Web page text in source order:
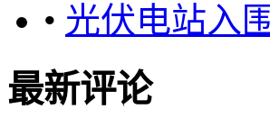
• 光伏电站入
最新评论